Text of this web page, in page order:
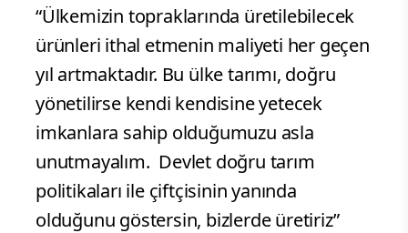
“Ülkemizin topraklarında üretilebilecek
ürünleri ithal etmenin maliyeti her geçen
yıl artmaktadır. Bu ülke tarımı, doğru
yönetilirse kendi kendisine yetecek
imkanlara sahip olduğumuzu asla
unutmayalım. Devlet doğru tarım
politikaları ile çiftçisinin yanında
olduğunu göstersin, bizlerde üretiriz”